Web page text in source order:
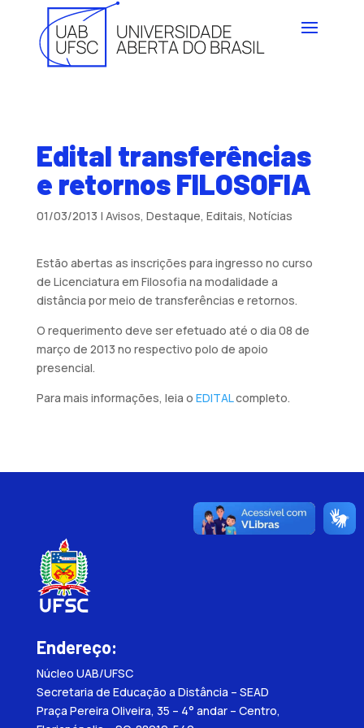
Edital transferências
e retornos FILOSOFIA
01/03/2013 | Avisos, Destaque, Editais, Notícias
Estão abertas as inscrições para ingresso no curso
de Licenciatura em Filosofia na modalidade a
distância por meio de transferências e retornos.
O requerimento deve ser efetuado até o dia 08 de
março de 2013 no respectivo polo de apoio
presencial.
Para mais informações, leia o EDITALcompleto.
Endereço:
Núcleo UAB/UFSC
Secretaria de Educação a Distância – SEAD
Praça Pereira Oliveira, 35 – 4° andar – Centro,